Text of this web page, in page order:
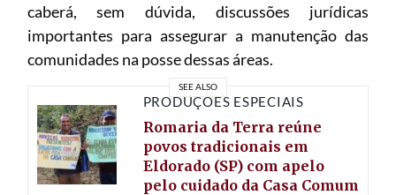
caberá, sem dúvida, discussões jurídicas
importantes para assegurar a manutenção das
comunidades na posse dessas áreas.
SEE ALSO
PRODUÇÕES ESPECIAIS
Romaria da Terra reúne
povos tradicionais em
Eldorado (SP) com apelo
pelo cuidado da Casa Comum